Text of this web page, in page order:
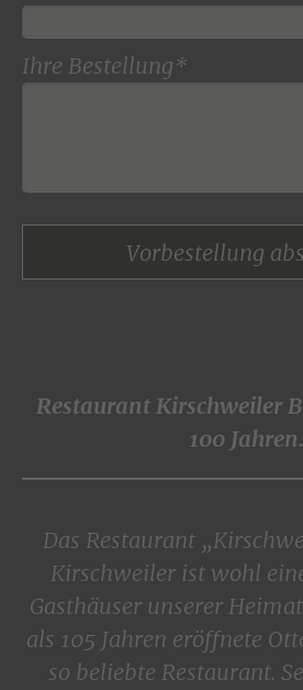
Ihre Bestellung*
Vorbestellung
Restaurant Kirschweiler
100 Jahren.
Das Restaurant
Kirschweiler ist wohl
Gasthäuser unserer
als 105 Jahren eröffnete
so beliebte Restaurant.